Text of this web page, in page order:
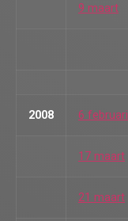
9 maart
2008 6 februari
17 maart
21 maart